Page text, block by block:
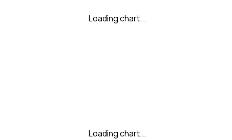
Loading chart...
Loading chart...